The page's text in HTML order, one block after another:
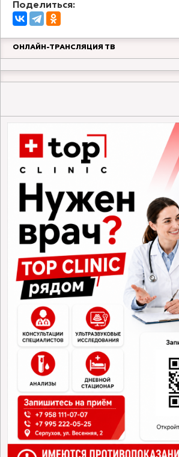
Поделиться:
ОНЛАЙН-ТРАНСЛЯЦИЯ ТВ